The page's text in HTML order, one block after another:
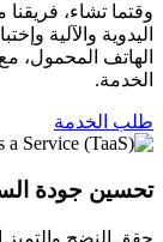
وقتما تشاء،
اليدوية والآلية
الهاتف المحمول،
الخدمة.
طلب الخدمة
تحسين جودة
حقق النضج